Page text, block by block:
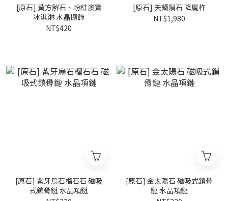
[原石] 黃方解石、粉紅澳寶
冰淇淋 水晶擺飾
NT$420
[原石] 天鐵隕石 降魔杵
NT$1,980
[原石] 紫牙烏石榴石石 磁吸
式鎖骨鏈 水晶項鏈
[原石] 金太陽石 磁吸式鎖骨
鏈 水晶項鏈